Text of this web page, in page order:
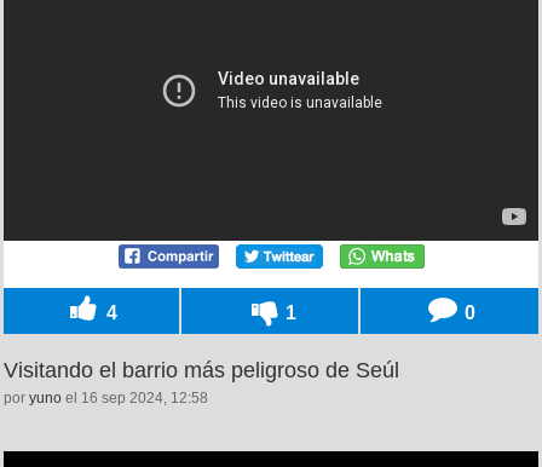
4 1 0
Visitando el barrio más peligroso de Seúl
por yuno el 16 sep 2024, 12:58